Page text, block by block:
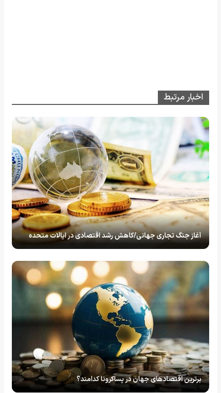
اخبار مرتبط
آغاز جنگ تجاری جهانی/کاهش رشد اقتصادی در ایالات متحده
برترین اقتصادهای جهان در پساکرونا کدامند؟